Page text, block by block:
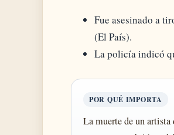
Fue asesinado a
(El País).
La policía indicó
POR QUÉ IMPORTA
La muerte de un artista